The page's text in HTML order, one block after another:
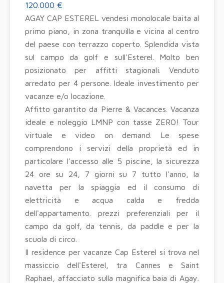
120.000 €
AGAY CAP ESTEREL vendesi monolocale baita al
primo piano, in zona tranquilla e vicina al centro
del paese con terrazzo coperto. Splendida vista
sul campo da golf e sull'Esterel. Molto ben
posizionato per affitti stagionali. Venduto
arredato per 4 persone. Ideale investimento per
vacanze e/o locazione.
Affitto garantito da Pierre & Vacances. Vacanza
ideale e noleggio LMNP con tasse ZERO! Tour
virtuale e video on demand. Le spese
comprendono i servizi della proprietà ed in
particolare l'accesso alle 5 piscine, la sicurezza
24 ore su 24, 7 giorni su 7 tutto l'anno, la
navetta per la spiaggia ed il consumo di
elettricità e acqua calda e fredda
dell'appartamento. prezzi preferenziali per il
campo da golf, da tennis, da paddle e per la
scuola di circo.
Il residence per vacanze Cap Esterel si trova nel
massiccio dell'Esterel, tra Cannes e Saint
Raphael, affacciato sulla magnifica baia di Agay.